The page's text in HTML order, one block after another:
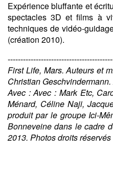
Expérience bluffante et
spectacles 3D et films à
techniques de vidéo-
(création 2010).
First Life, Mars. Auteurs et
Christian
Avec : Avec : Mark Etc,
Ménard, Céline Naji,
produit par le groupe Ici-
Bonneveine dans le cadre
2013. Photos droits